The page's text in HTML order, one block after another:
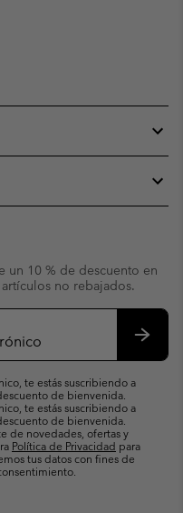
un 10 % de descuento en
no rebajados.
te estás suscribiendo a
de bienvenida.
te estás suscribiendo a
de bienvenida.
de novedades, ofertas y
Política de Privacidad para
tus datos con fines de